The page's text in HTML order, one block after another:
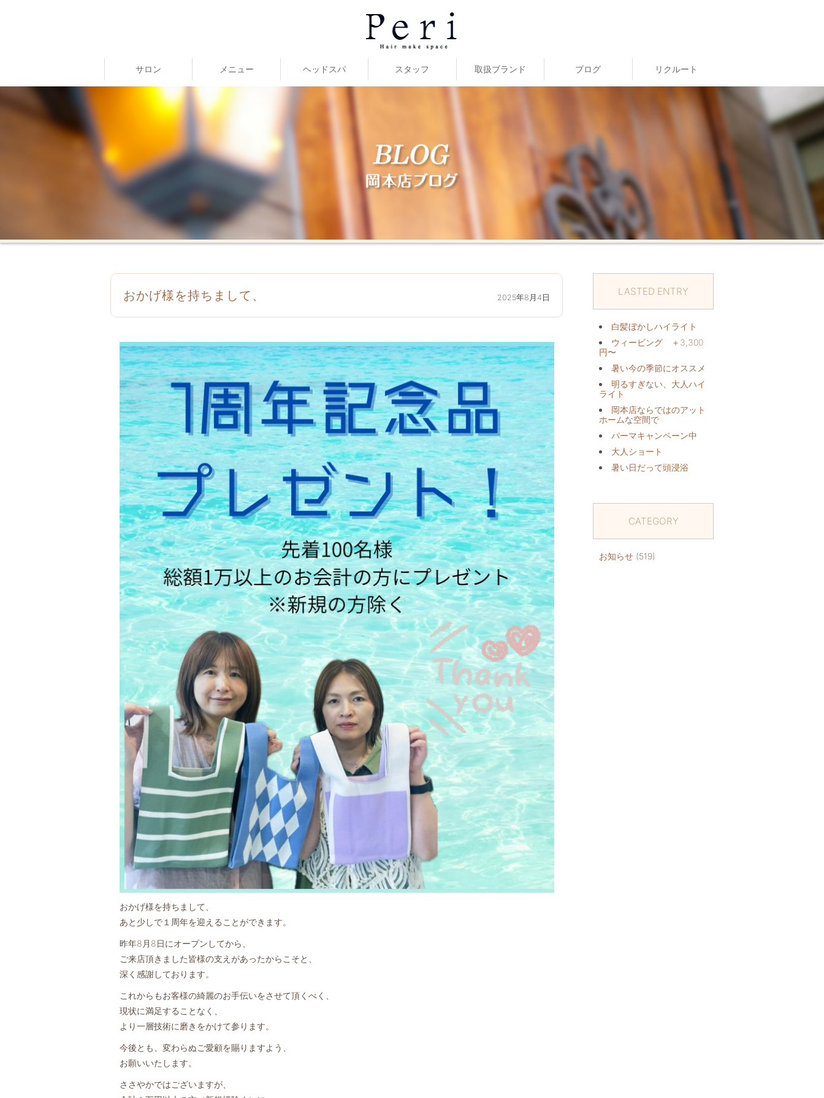
サロン メニュー ヘッドスパ スタッフ 取扱ブランド ブログ リクルート
おかげ様を持ちまして、 2025年8月4日
おかげ様を持ちまして、
あと少しで１周年を迎えることができます。
昨年8月8日にオープンしてから、
ご来店頂きました皆様の支えがあったからこそと、
深く感謝しております。
これからもお客様の綺麗のお手伝いをさせて頂くべく、
現状に満足することなく、
より一層技術に磨きをかけて参ります。
今後とも、変わらぬご愛顧を賜りますよう、
お願いいたします。
ささやかではございますが、
LASTED ENTRY
白髪ぼかしハイライト
ウィービング ＋3,300
円〜
暑い今の季節にオススメ️
明るすぎない、大人ハイ
ライト
岡本店ならではのアット
ホームな空間で
パーマキャンペーン中️
大人ショート
暑い日だって頭浸浴️
CATEGORY
お知らせ (519)